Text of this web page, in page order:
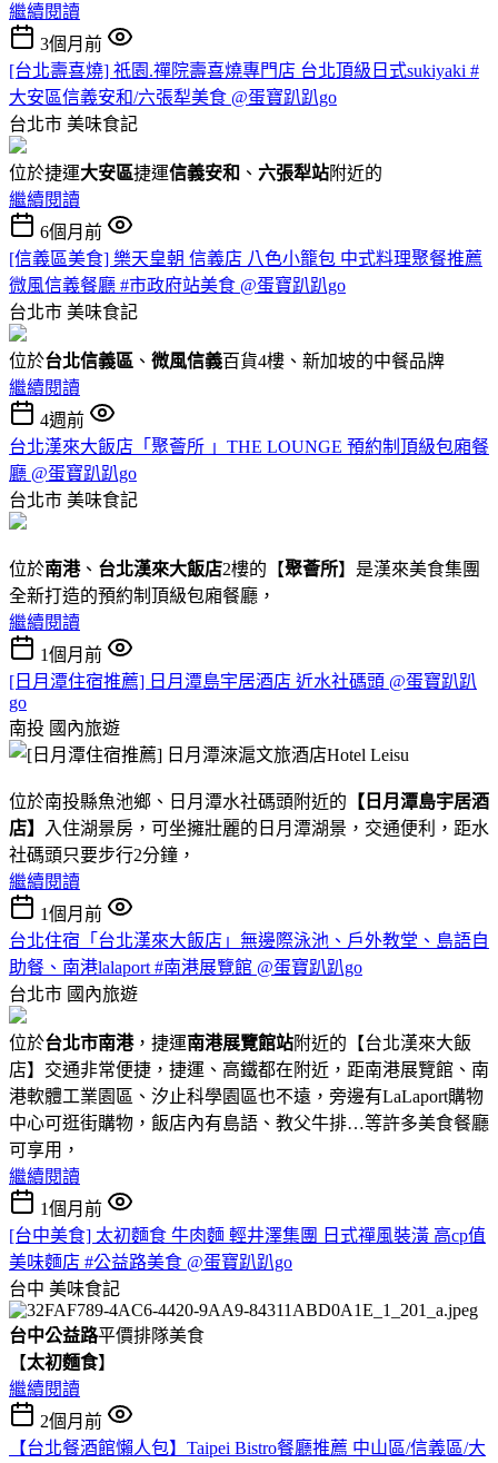
繼續閱讀
3個月前
[台北壽喜燒] 祇園.禪院壽喜燒專門店 台北頂級日式sukiyaki #
大安區信義安和/六張犁美食 @蛋寶趴趴go
台北市 美味食記
位於捷運大安區捷運信義安和 、 六張犁站附近的
繼續閱讀
6個月前
[信義區美食] 樂天皇朝 信義店 八色小籠包 中式料理聚餐推薦
微風信義餐廳 #市政府站美食 @蛋寶趴趴go
台北市 美味食記
位於台北信義區 、 微風信義百貨4樓、新加坡的中餐品牌
繼續閱讀
4週前
台北漢來大飯店「聚薈所 」THE LOUNGE 預約制頂級包廂餐
廳 @蛋寶趴趴go
台北市 美味食記
位於南港、 台北漢來大飯店2樓的【聚薈所】是漢來美食集團
全新打造的預約制頂級包廂餐廳，
繼續閱讀
1個月前
[日月潭住宿推薦] 日月潭島宇居酒店 近水社碼頭 @蛋寶趴趴
go
南投 國內旅遊
位於南投縣魚池鄉、日月潭水社碼頭附近的 【日月潭島宇居酒
店】
入住湖景房，可坐擁壯麗的日月潭湖景，交通便利，距水
社碼頭只要步行2分鐘，
繼續閱讀
1個月前
台北住宿「台北漢來大飯店」無邊際泳池、戶外教堂、島語自
助餐、南港lalaport #南港展覽館 @蛋寶趴趴go
台北市 國內旅遊
位於台北市南港，捷運南港展覽館站附近的【台北漢來大飯
店】交通非常便捷，捷運、高鐵都在附近，距南港展覽館、南
港軟體工業園區、汐止科學園區也不遠，旁邊有LaLaport購物
中心可逛街購物，飯店內有島語、教父牛排…等許多美食餐廳
可享用，
繼續閱讀
1個月前
[台中美食] 太初麵食 牛肉麵 輕井澤集團 日式禪風裝潢 高cp值
美味麵店 #公益路美食 @蛋寶趴趴go
台中 美味食記
台中公益路平價排隊美食
【太初麵食】
繼續閱讀
2個月前
【台北餐酒館懶人包】Taipei Bistro餐廳推薦 中山區/信義區/大